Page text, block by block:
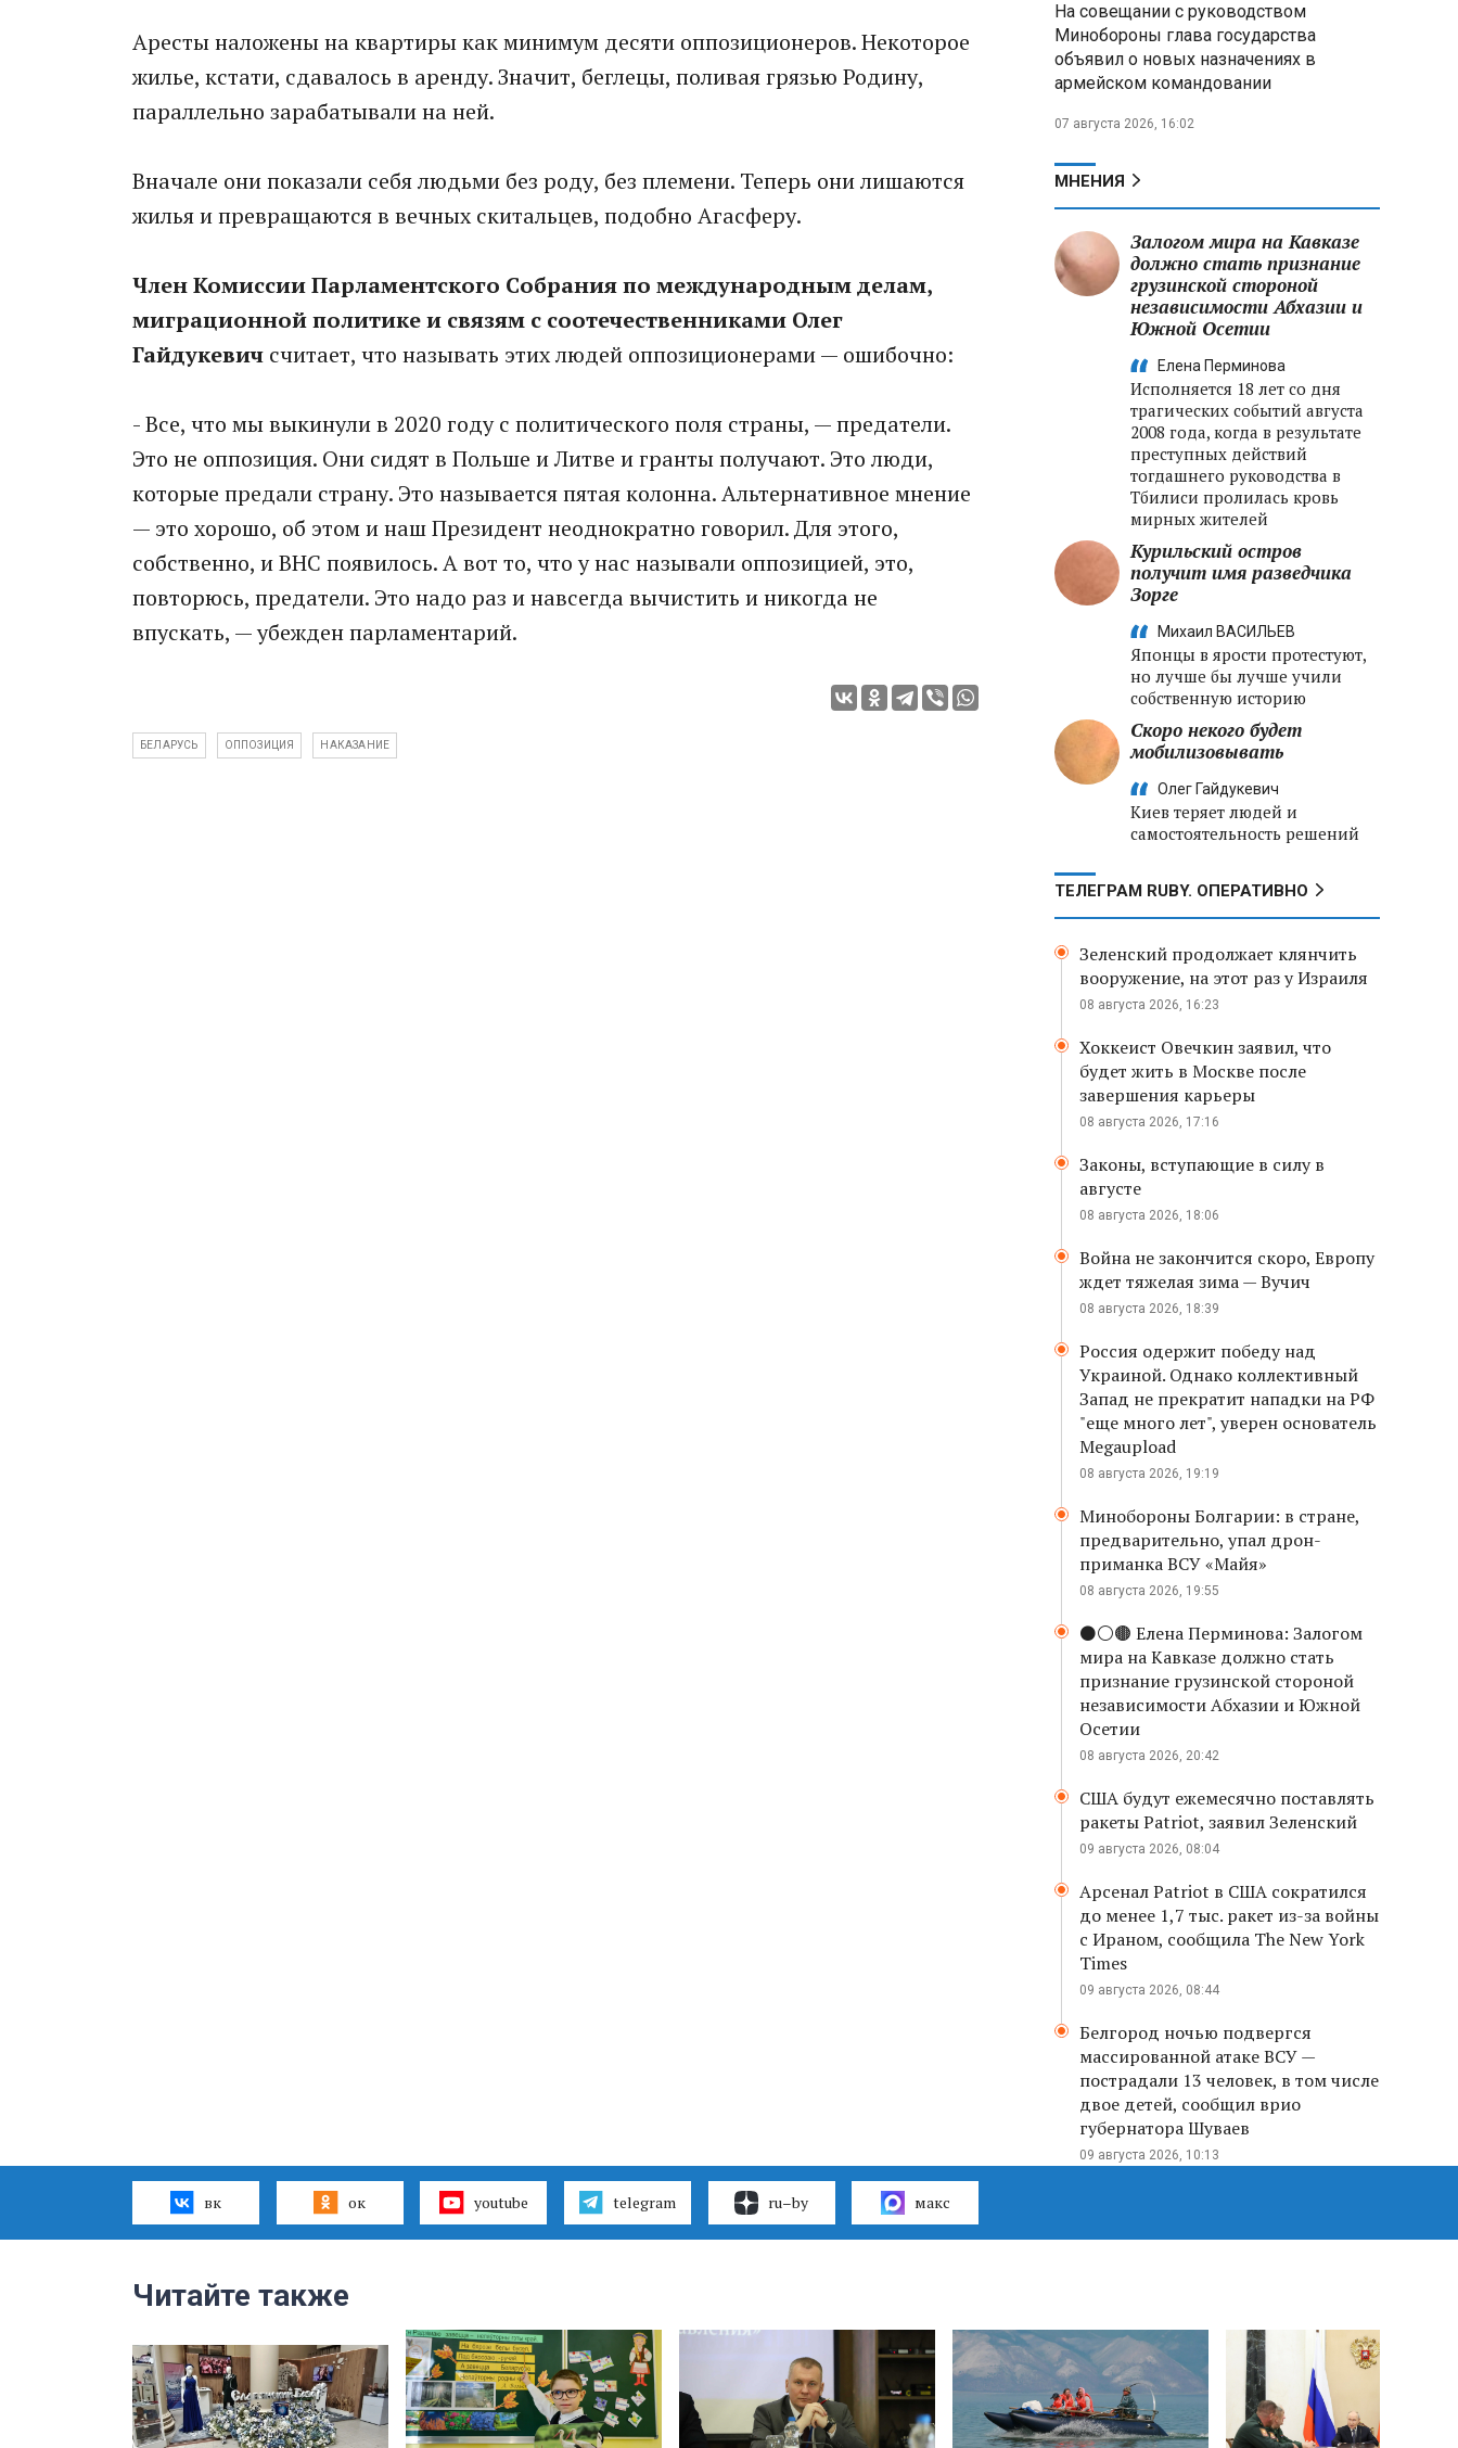
Аресты наложены на квартиры как минимум десяти оппозиционеров. Некоторое
жилье, кстати, сдавалось в аренду. Значит, беглецы, поливая грязью Родину,
параллельно зарабатывали на ней.
Вначале они показали себя людьми без роду, без племени. Теперь они лишаются
жилья и превращаются в вечных скитальцев, подобно Агасферу.
Член Комиссии Парламентского Собрания по международным делам,
миграционной политике и связям с соотечественниками Олег
Гайдукевич считает, что называть этих людей оппозиционерами — ошибочно:
- Все, что мы выкинули в 2020 году с политического поля страны, — предатели.
Это не оппозиция. Они сидят в Польше и Литве и гранты получают. Это люди,
которые предали страну. Это называется пятая колонна. Альтернативное мнение
— это хорошо, об этом и наш Президент неоднократно говорил. Для этого,
собственно, и ВНС появилось. А вот то, что у нас называли оппозицией, это,
повторюсь, предатели. Это надо раз и навсегда вычистить и никогда не
впускать, — убежден парламентарий.
БЕЛАРУСЬ ОППОЗИЦИЯ НАКАЗАНИЕ
Александр Лукашенко:
Россияне «услышали батьку» и
скупают пустующие дома в
белорусских деревнях
Алесандр Лукашенко назвал
«неудовлетворительной» и
На совещании с руководством
Минобороны глава государства
объявил о новых назначениях в
армейском командовании
07 августа 2026, 16:02
МНЕНИЯ
Залогом мира на Кавказе
должно стать признание
грузинской стороной
независимости Абхазии и
Южной Осетии
Елена Перминова
Исполняется 18 лет со дня
трагических событий августа
2008 года, когда в результате
преступных действий
тогдашнего руководства в
Тбилиси пролилась кровь
мирных жителей
Курильский остров
получит имя разведчика
Зорге
Михаил ВАСИЛЬЕВ
Японцы в ярости протестуют,
но лучше бы лучше учили
собственную историю
Скоро некого будет
мобилизовывать
Олег Гайдукевич
Киев теряет людей и
самостоятельность решений
ТЕЛЕГРАМ RUBY. ОПЕРАТИВНО
Зеленский продолжает клянчить
вооружение, на этот раз у Израиля
08 августа 2026, 16:23
Хоккеист Овечкин заявил, что
будет жить в Москве после
завершения карьеры
08 августа 2026, 17:16
Законы, вступающие в силу в
августе
08 августа 2026, 18:06
Война не закончится скоро, Европу
ждет тяжелая зима — Вучич
08 августа 2026, 18:39
Россия одержит победу над
Украиной. Однако коллективный
Запад не прекратит нападки на РФ
"еще много лет", уверен основатель
Megaupload
08 августа 2026, 19:19
Минобороны Болгарии: в стране,
предварительно, упал дрон-
приманка ВСУ «Майя»
08 августа 2026, 19:55
⚫️⚪️🟤 Елена Перминова: Залогом
мира на Кавказе должно стать
признание грузинской стороной
независимости Абхазии и Южной
Осетии
08 августа 2026, 20:42
США будут ежемесячно поставлять
ракеты Patriot, заявил Зеленский
09 августа 2026, 08:04
Арсенал Patriot в США сократился
до менее 1,7 тыс. ракет из-за войны
с Ираном, сообщила The New York
Times
09 августа 2026, 08:44
Белгород ночью подвергся
массированной атаке ВСУ —
пострадали 13 человек, в том числе
двое детей, сообщил врио
губернатора Шуваев
09 августа 2026, 10:13
вк ок youtube telegram ru–by макс
Читайте также